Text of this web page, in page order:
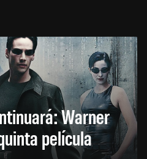
Warner
película